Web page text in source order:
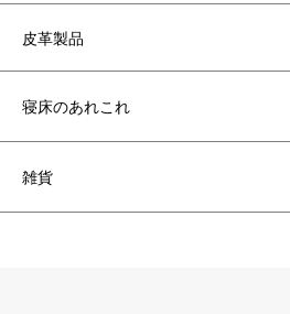
皮革製品
寝床のあれこれ
雑貨